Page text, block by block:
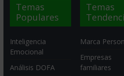
Temas
Populares
Inteligencia
Emocional
Análisis DOFA
Temas
Marca
Empresas
familiares